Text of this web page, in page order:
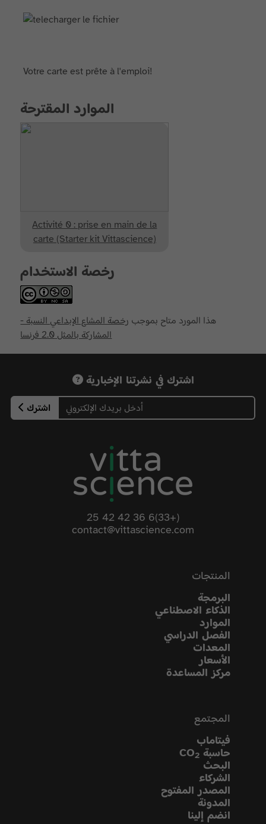
Votre carte est prête à l'emploi!
الموارد المقترحة
Activité 0 : prise en main de la
carte (Starter kit Vittascience)
رخصة الاستخدام
هذا المورد متاح بموجب رخصة المشاع الإبداعي النسبة -
المشاركة بالمثل 2.0 فرنسا
اشترك في نشرتنا الإخبارية
اشترك
(+33)6 36 42 42 25
contact@vittascience.com
المنتجات
البرمجة
الذكاء الاصطناعي
الموارد
الفصل الدراسي
المعدات
الأسعار
مركز المساعدة
المجتمع
فيتاماب
حاسبة CO 2
البحث
الشركاء
المصدر المفتوح
المدونة
انضم إلينا